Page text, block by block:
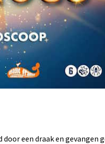
een draak en